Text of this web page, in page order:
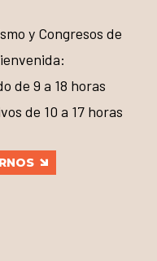
y Congresos de
de 9 a 18 horas
de 10 a 17 horas